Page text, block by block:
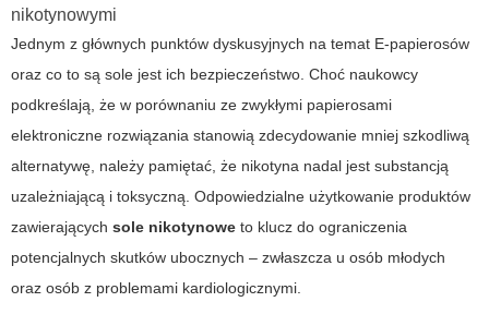
nikotynowymi
Jednym z głównych punktów dyskusyjnych na temat E-papierosów
oraz co to są sole jest ich bezpieczeństwo. Choć naukowcy
podkreślają, że w porównaniu ze zwykłymi papierosami
elektroniczne rozwiązania stanowią zdecydowanie mniej szkodliwą
alternatywę, należy pamiętać, że nikotyna nadal jest substancją
uzależniającą i toksyczną. Odpowiedzialne użytkowanie produktów
zawierających sole nikotynowe to klucz do ograniczenia
potencjalnych skutków ubocznych – zwłaszcza u osób młodych
oraz osób z problemami kardiologicznymi.